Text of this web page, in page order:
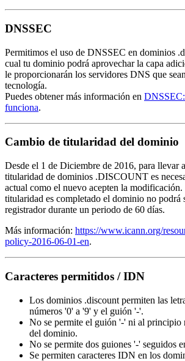
DNSSEC
Permitimos el uso de DNSSEC en dominios
cual tu dominio podrá aprovechar la capa
le proporcionarán los servidores DNS que
tecnología.
Puedes obtener más información en
funciona.
Cambio de titularidad del dominio
Desde el 1 de Diciembre de 2016, para llevar
titularidad de dominios .DISCOUNT es
actual como el nuevo acepten la
titularidad es completado el dominio no podrá
registrador durante un periodo de 60 días.
Más información: https://www.icann.org/
policy-2016-06-01-en.
Caracteres permitidos / IDN
Los dominios .discount permiten las
números '0' a '9' y el guión '-'.
No se permite el guión '-' ni al principio
del dominio.
No se permite dos guiones '-' seguidos
Se permiten caracteres IDN en los